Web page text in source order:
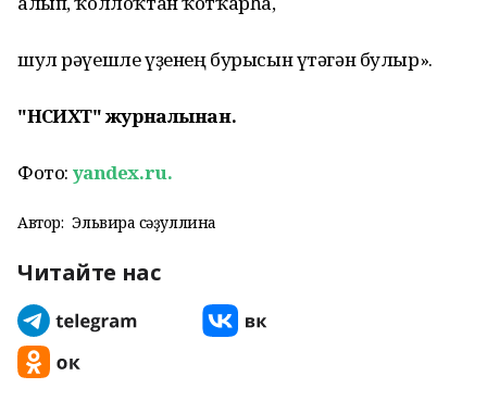
шул рәүешле үҙенең бурысын үтәгән булыр».
"НӘСИХӘТ" журналынан.
Фото: yandex.ru.
Автор: Эльвира Әсәҙуллина
Читайте нас